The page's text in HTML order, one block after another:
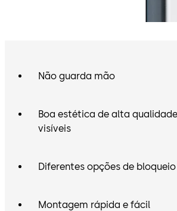
Não guarda mão
Boa estética de alta
visíveis
Diferentes opções de bloqueio
Montagem rápida e fácil